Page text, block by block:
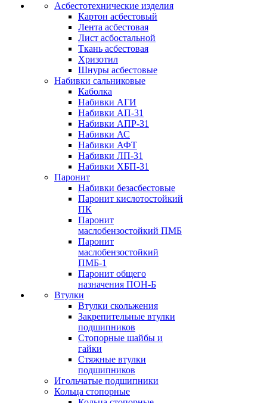
Асбестотехнические изделия
Картон асбестовый
Лента асбестовая
Лист асбостальной
Ткань асбестовая
Хризотил
Шнуры асбестовые
Набивки сальниковые
Каболка
Набивки АГИ
Набивки АП-31
Набивки АПР-31
Набивки АС
Набивки АФТ
Набивки ЛП-31
Набивки ХБП-31
Паронит
Набивки безасбестовые
Паронит кислотостойкий
ПК
Паронит
маслобензостойкий ПМБ
Паронит
маслобензостойкий
ПМБ-1
Паронит общего
назначения ПОН-Б
Втулки
Втулки скольжения
Закрепительные втулки
подшипников
Стопорные шайбы и
гайки
Стяжные втулки
подшипников
Игольчатые подшипники
Кольца стопорные